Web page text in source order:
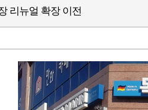
리뉴얼 확장 이전